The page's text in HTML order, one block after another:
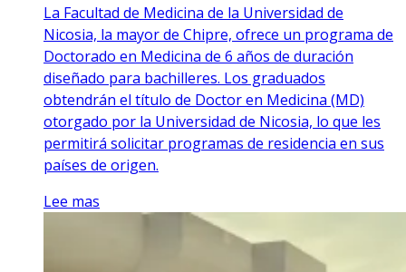
La Facultad de Medicina de la Universidad de
Nicosia, la mayor de Chipre, ofrece un programa de
Doctorado en Medicina de 6 años de duración
diseñado para bachilleres. Los graduados
obtendrán el título de Doctor en Medicina (MD)
otorgado por la Universidad de Nicosia, lo que les
permitirá solicitar programas de residencia en sus
países de origen.
Lee mas